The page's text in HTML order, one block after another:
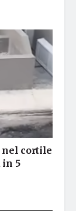
nel cortile
in 5